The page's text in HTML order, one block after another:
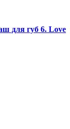
для губ 6. Love